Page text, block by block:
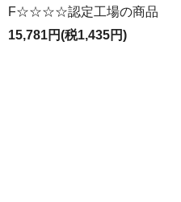
F☆☆☆☆認定工場の商品
15,781円(税1,435円)